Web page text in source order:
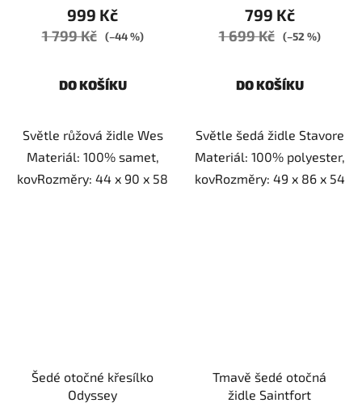
999 Kč
1 799 Kč (–44 %)
DO KOŠÍKU
Světle růžová židle Wes
Materiál: 100% samet,
kovRozměry: 44 x 90 x 58
799 Kč
1 699 Kč (–52 %)
DO KOŠÍKU
Světle šedá židle Stavore
Materiál: 100% polyester,
kovRozměry: 49 x 86 x 54
Šedé otočné křesílko
Odyssey
Tmavě šedé otočná
židle Saintfort